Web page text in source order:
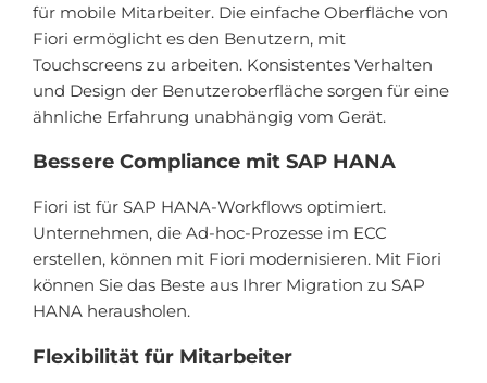
für mobile Mitarbeiter. Die einfache Oberfläche von
Fiori ermöglicht es den Benutzern, mit
Touchscreens zu arbeiten. Konsistentes Verhalten
und Design der Benutzeroberfläche sorgen für eine
ähnliche Erfahrung unabhängig vom Gerät.
Bessere Compliance mit SAP HANA
Fiori ist für SAP HANA-Workflows optimiert.
Unternehmen, die Ad-hoc-Prozesse im ECC
erstellen, können mit Fiori modernisieren. Mit Fiori
können Sie das Beste aus Ihrer Migration zu SAP
HANA herausholen.
Flexibilität für Mitarbeiter